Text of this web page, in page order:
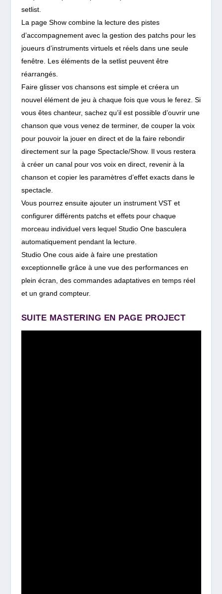
setlist.
La page Show combine la lecture des pistes
d’accompagnement avec la gestion des patchs pour les
joueurs d’instruments virtuels et réels dans une seule
fenêtre. Les éléments de la setlist peuvent être
réarrangés.
Faire glisser vos chansons est simple et créera un
nouvel élément de jeu à chaque fois que vous le ferez. Si
vous êtes chanteur, sachez qu’il est possible d’ouvrir une
chanson que vous venez de terminer, de couper la voix
pour pouvoir la jouer en direct et de la faire rebondir
directement sur la page Spectacle/Show. Il vous restera
à créer un canal pour vos voix en direct, revenir à la
chanson et copier les paramètres d’effet exacts dans le
spectacle.
Vous pourrez ensuite ajouter un instrument VST et
configurer différents patchs et effets pour chaque
morceau individuel vers lequel Studio One basculera
automatiquement pendant la lecture.
Studio One cous aide à faire une prestation
exceptionnelle grâce à une vue des performances en
plein écran, des commandes adaptatives en temps réel
et un grand compteur.
SUITE MASTERING EN PAGE PROJECT